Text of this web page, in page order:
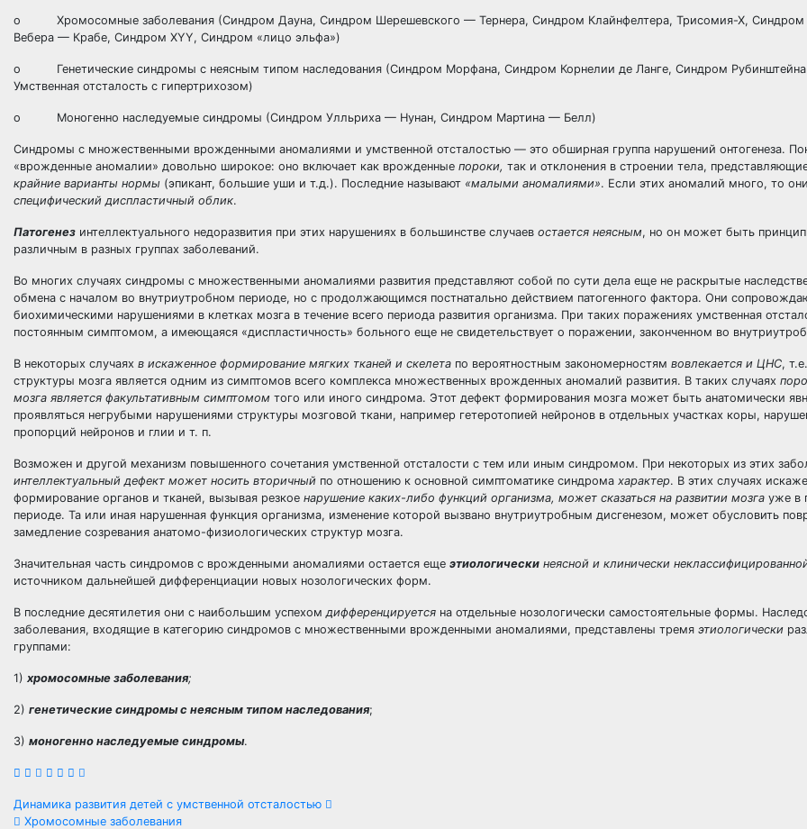
o Хромосомные заболевания (Синдром Дауна, Синдром Шерешевского — Тернера, Синдром Клайнфелтера, Трисомия-Х,
Вебера — Крабе, Синдром XYY, Синдром «лицо эльфа»)
o Генетические синдромы с неясным типом наследования (Синдром Морфана, Синдром Корнелии де Ланге, Синдром
Умственная отсталость с гипертрихозом)
o Моногенно наследуемые синдромы (Синдром Улльриха — Нунан, Синдром Мартина — Белл)
Синдромы с множественными врожденными аномалиями и умственной отсталостью — это обширная группа нарушений онтогенеза.
«врожденные аномалии» довольно широкое: оно включает как врожденные пороки, так и отклонения в строении тела,
крайние варианты нормы (эпикант, большие уши и т.д.). Последние называют «малыми аномалиями». Если этих аномалий много, то
специфический диспластичный облик.
Патогенез интеллектуального недоразвития при этих нарушениях в большинстве случаев остается неясным, но он может быть
различным в разных группах заболеваний.
Во многих случаях синдромы с множественными аномалиями развития представляют собой по сути дела еще не раскрытые
обмена с началом во внутриутробном периоде, но с продолжающимся постнатально действием патогенного фактора. Они
биохимическими нарушениями в клетках мозга в течение всего периода развития организма. При таких поражениях умственная
постоянным симптомом, а имеющаяся «диспластичность» больного еще не свидетельствует о поражении, законченном во
В некоторых случаях в искаженное формирование мягких тканей и скелета по вероятностным закономерностям вовлекается и ЦНС,
структуры мозга является одним из симптомов всего комплекса множественных врожденных аномалий развития. В таких случаях
мозга является факультативным симптомом того или иного синдрома. Этот дефект формирования мозга может быть анатомически
проявляться негрубыми нарушениями структуры мозговой ткани, например гетеротопией нейронов в отдельных участках коры,
пропорций нейронов и глии и т. п.
Возможен и другой механизм повышенного сочетания умственной отсталости с тем или иным синдромом. При некоторых из этих
интеллектуальный дефект может носить вторичный по отношению к основной симптоматике синдрома характер. В этих случаях
формирование органов и тканей, вызывая резкое нарушение каких-либо функций организма, может сказаться на развитии мозга уже в
периоде. Та или иная нарушенная функция организма, изменение которой вызвано внутриутробным дисгенезом, может обусловить
замедление созревания анатомо-физиологических структур мозга.
Значительная часть синдромов с врожденными аномалиями остается еще этиологически неясной и клинически
источником дальнейшей дифференциации новых нозологических форм.
В последние десятилетия они с наибольшим успехомдифференцируется на отдельные нозологически самостоятельные формы.
заболевания, входящие в категорию синдромов с множественными врожденными аномалиями, представлены тремя этиологически
группами:
1) хромосомные заболевания;
2) генетические синдромы с неясным типом наследования;
3) моногенно наследуемые синдромы.
Навигация
Динамика развития детей с умственной отсталостью
Хромосомные заболевания